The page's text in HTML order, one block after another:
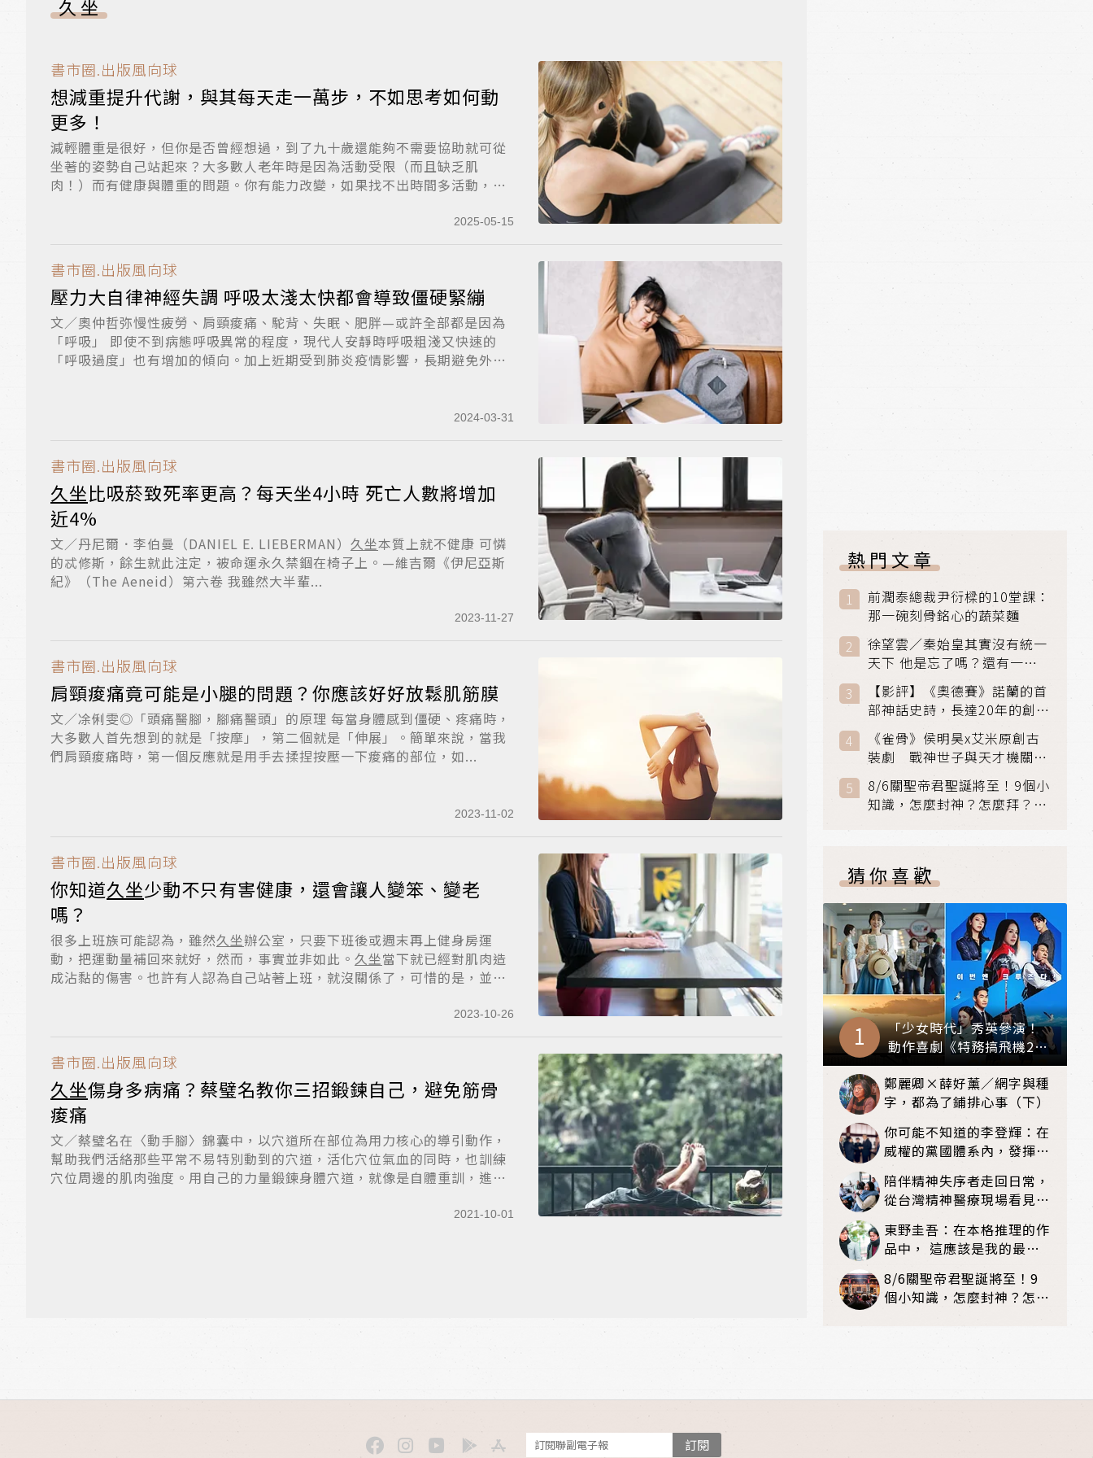
久坐
書市圈.出版風向球
想減重提升代謝，與其每天走一萬步，不如思考如何動
更多！
減輕體重是很好，但你是否曾經想過，到了九十歲還能夠不需要協助就可從
坐著的姿勢自己站起來？大多數人老年時是因為活動受限（而且缺乏肌
肉！）而有健康與體重的問題。你有能力改變，如果找不出時間多活動，作
2025-05-15
書市圈.出版風向球
壓力大自律神經失調 呼吸太淺太快都會導致僵硬緊繃
文／奧仲哲弥慢性疲勞、肩頸痠痛、駝背、失眠、肥胖—或許全部都是因為
「呼吸」 即使不到病態呼吸異常的程度，現代人安靜時呼吸粗淺又快速的
「呼吸過度」也有增加的傾向。加上近期受到肺炎疫情影響，長期避免外
2024-03-31
書市圈.出版風向球
久坐比吸菸致死率更高？每天坐4小時 死亡人數將增加
近4%
文／丹尼爾．李伯曼（DANIEL E. LIEBERMAN） 久坐本質上就不健康 可憐
的忒修斯，餘生就此注定，被命運永久禁錮在椅子上。—維吉爾《伊尼亞斯
紀》（The Aeneid）第六卷 我雖然大半輩...
2023-11-27
書市圈.出版風向球
肩頸痠痛竟可能是小腿的問題？你應該好好放鬆肌筋膜
文／凃俐雯◎「頭痛醫腳，腳痛醫頭」的原理 每當身體感到僵硬、疼痛時，
大多數人首先想到的就是「按摩」，第二個就是「伸展」。簡單來說，當我
們肩頸痠痛時，第一個反應就是用手去揉捏按壓一下痠痛的部位，如...
2023-11-02
書市圈.出版風向球
你知道久坐少動不只有害健康，還會讓人變笨、變老
嗎？
很多上班族可能認為，雖然久坐辦公室，只要下班後或週末再上健身房運
動，把運動量補回來就好，然而，事實並非如此。 久坐當下就已經對肌肉造
成沾黏的傷害。也許有人認為自己站著上班，就沒關係了，可惜的是，並非
2023-10-26
書市圈.出版風向球
久坐傷身多病痛？蔡璧名教你三招鍛鍊自己，避免筋骨
痠痛
文／蔡璧名在〈動手腳〉錦囊中，以穴道所在部位為用力核心的導引動作，
幫助我們活絡那些平常不易特別動到的穴道，活化穴位氣血的同時，也訓練
穴位周邊的肌肉強度。用自己的力量鍛鍊身體穴道，就像是自體重訓，進
2021-10-01
熱門文章
前潤泰總裁尹衍樑的10堂課：
那一碗刻骨銘心的蔬菜麵
徐望雲／秦始皇其實沒有統一
天下 他是忘了嗎？還有一個
小國：衛國
【影評】《奧德賽》諾蘭的首
部神話史詩，長達20年的創傷
與贖罪之旅
《雀骨》侯明昊x艾米原創古
裝劇 戰神世子與天才機關師
聯手攻克身世之謎
8/6關聖帝君聖誕將至！9個小
知識，怎麼封神？怎麼拜？該
猜你喜歡
「少女時代」秀英參演！
動作喜劇《特務搞飛機2》
8月上映
鄭麗卿×薛好薰／網字與種
字，都為了鋪排心事（下）
你可能不知道的李登輝：在
威權的黨國體系內，發揮農
陪伴精神失序者走回日常，
從台灣精神醫療現場看見復
東野圭吾：在本格推理的作
品中， 這應該是我的最高
身》
8/6關聖帝君聖誕將至！9
個小知識，怎麼封神？怎麼
訂閱